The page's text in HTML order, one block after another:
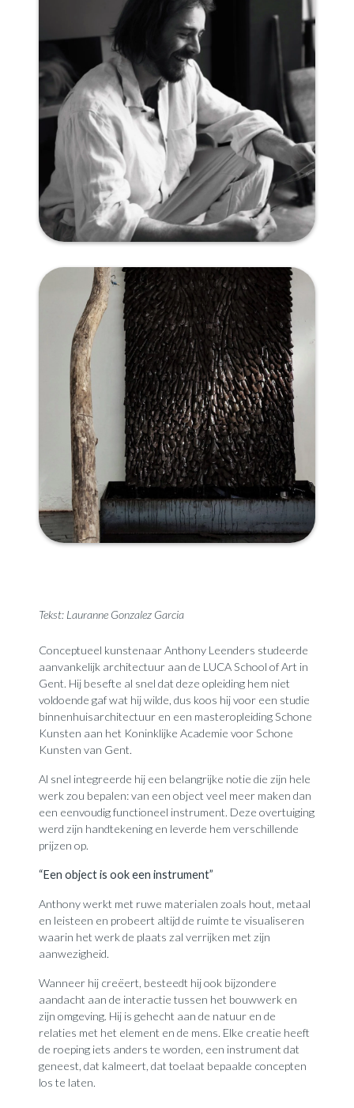
Tekst: Lauranne Gonzalez Garcia
Conceptueel kunstenaar Anthony Leenders studeerde
aanvankelijk architectuur aan de LUCA School of Art in
Gent. Hij besefte al snel dat deze opleiding hem niet
voldoende gaf wat hij wilde, dus koos hij voor een studie
binnenhuisarchitectuur en een masteropleiding Schone
Kunsten aan het Koninklijke Academie voor Schone
Kunsten van Gent.
Al snel integreerde hij een belangrijke notie die zijn hele
werk zou bepalen: van een object veel meer maken dan
een eenvoudig functioneel instrument. Deze overtuiging
werd zijn handtekening en leverde hem verschillende
prijzen op.
“Een object is ook een instrument”
Anthony werkt met ruwe materialen zoals hout, metaal
en leisteen en probeert altijd de ruimte te visualiseren
waarin het werk de plaats zal verrijken met zijn
aanwezigheid.
Wanneer hij creëert, besteedt hij ook bijzondere
aandacht aan de interactie tussen het bouwwerk en
zijn omgeving. Hij is gehecht aan de natuur en de
relaties met het element en de mens. Elke creatie heeft
de roeping iets anders te worden, een instrument dat
geneest, dat kalmeert, dat toelaat bepaalde concepten
los te laten.